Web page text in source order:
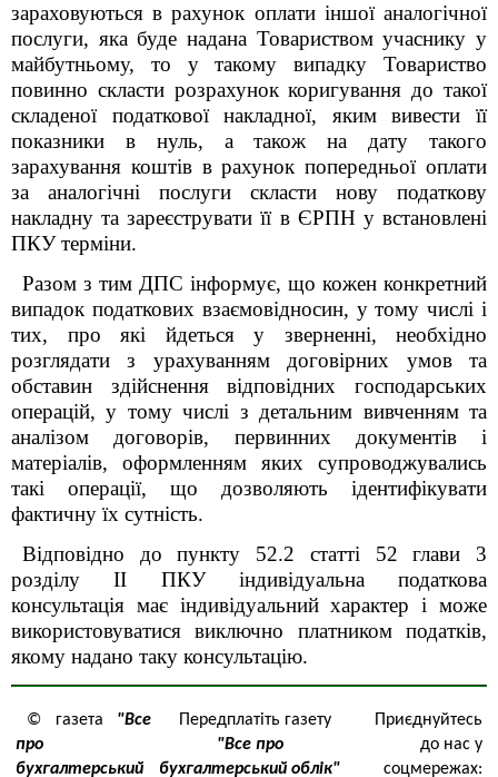
зараховуються в рахунок оплати іншої аналогічної
послуги, яка буде надана Товариством учаснику у
майбутньому, то у такому випадку Товариство
повинно скласти розрахунок коригування до такої
складеної податкової накладної, яким вивести її
показники в нуль, а також на дату такого
зарахування коштів в рахунок попередньої оплати
за аналогічні послуги скласти нову податкову
накладну та зареєструвати її в ЄРПН у встановлені
ПКУ терміни.
Разом з тим ДПС інформує, що кожен конкретний
випадок податкових взаємовідносин, у тому числі і
тих, про які йдеться у зверненні, необхідно
розглядати з урахуванням договірних умов та
обставин здійснення відповідних господарських
операцій, у тому числі з детальним вивченням та
аналізом договорів, первинних документів і
матеріалів, оформленням яких супроводжувались
такі операції, що дозволяють ідентифікувати
фактичну їх сутність.
Відповідно до пункту 52.2 статті 52 глави 3
розділу ІІ ПКУ індивідуальна податкова
консультація має індивідуальний характер і може
використовуватися виключно платником податків,
якому надано таку консультацію.
© газета "Все
про
бухгалтерський
Передплатіть газету
"Все про
бухгалтерський облік"
Приєднуйтесь
до нас у
соцмережах: